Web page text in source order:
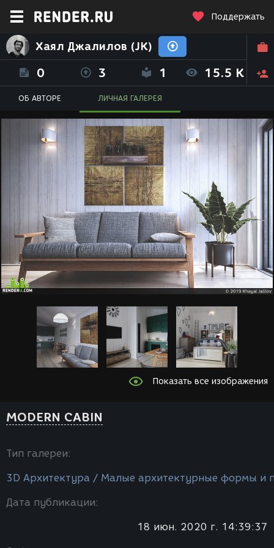
Поддержать
Хаял Джалилов (JK)
0 3 1 15.5 K
ОБ АВТОРЕ ЛИЧНАЯ ГАЛЕРЕЯ
Показать все изображения
MODERN CABIN
Тип галереи:
3D Архитектура / Малые архитектурные формы и
Дата публикации:
18 июн. 2020 г. 14:39:37